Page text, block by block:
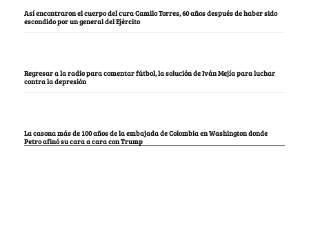
Así encontraron el cuerpo del cura Camilo Torres, 60 años después de haber sido
escondido por un general del Ejército
Regresar a la radio para comentar fútbol, la solución de Iván Mejía para luchar
contra la depresión
La casona más de 100 años de la embajada de Colombia en Washington donde
Petro afinó su cara a cara con Trump